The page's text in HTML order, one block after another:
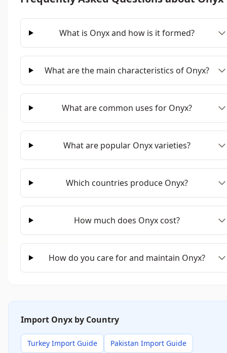
What is Onyx and how is it formed?
What are the main characteristics of Onyx?
What are common uses for Onyx?
What are popular Onyx varieties?
Which countries produce Onyx?
How much does Onyx cost?
How do you care for and maintain Onyx?
Import Onyx by Country
Turkey Import Guide Pakistan Import Guide